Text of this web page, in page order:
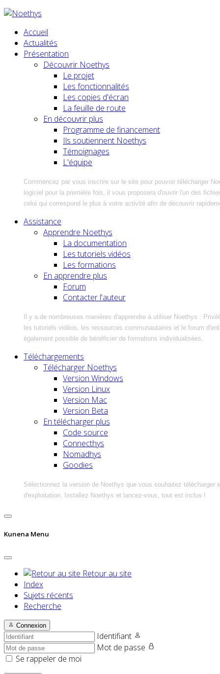
Accueil
Actualités
Présentation
Découvrir Noethys
Le projet
Les fonctionnalités
Les copies d'écran
La feuille de route
En découvrir plus
Programme de financement
Ils soutiennent Noethys
Témoignages
L'équipe
Commencez par vous inscrire sur le site pour pouvoir télécharger
logiciel pour la première fois, il vous proposera d'ouvrir l'un des
celui qui correspond le plus à votre activité afin de découvrir
Assistance
Apprendre Noethys
La documentation
Les tutoriels vidéos
Les formations
En apprendre plus
Forum
Contacter l'auteur
Il y a de nombreuses manières d'apprendre à utiliser Noethys :
les tutoriels vidéos, les ressources communautaires et le forum
également possible de bénéficier de formations individualisées.
Téléchargements
Télécharger Noethys
Version Windows
Version Linux
Version Mac
Version Beta
En télécharger plus
Code source
Connecthys
Nomadhys
Goodies
Sélectionnez la version de Noethys que vous souhaitez télécharger
d'exploitation. Installez Noethys et lancez-vous, tout est inclus !
Kunena Menu
Retour au site
Index
Sujets récents
Recherche
Connexion
Identifiant
Mot de passe
Se rappeler de moi